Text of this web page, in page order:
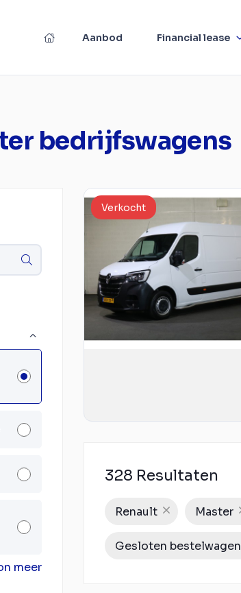
Aanbod Financial lease
bedrijfswagens
meer
Verkocht
328 Resultaten
Renault Master
Gesloten bestelwagen